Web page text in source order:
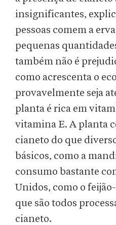
insignificantes,
pessoas comem a
pequenas
também não é
como acrescenta o
provavelmente seja
planta é rica em
vitamina E. A planta
cianeto do que
básicos, como a
consumo bastante
Unidos, como o
que são todos
cianeto.